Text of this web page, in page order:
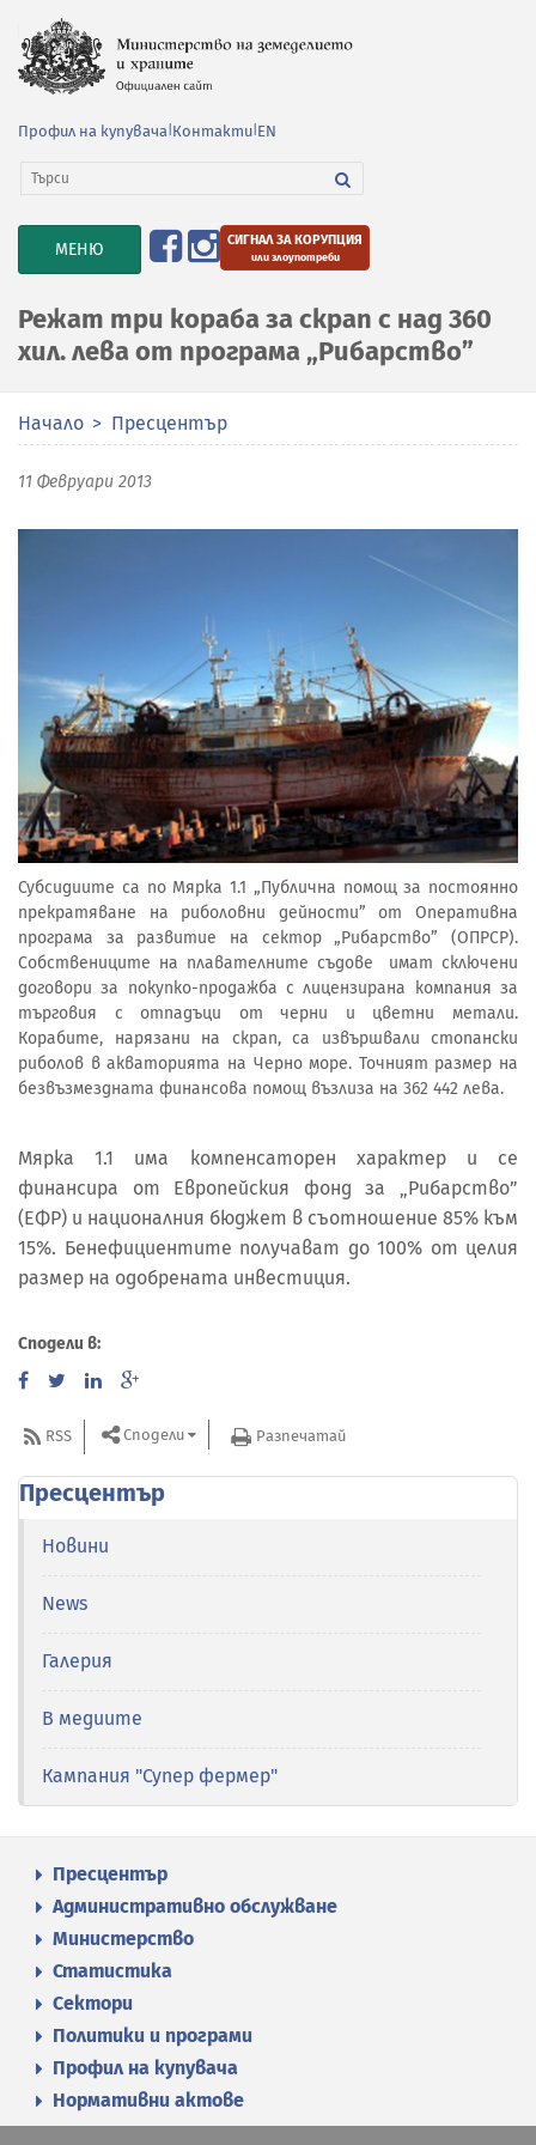
Профил на купувача Контакти EN
TOGGLE
NAVIGATION
МЕНЮ СИГНАЛ ЗА КОРУПЦИЯ
или злоупотреби
Режат три кораба за скрап с над 360
хил. лева от програма „Рибарство”
Начало Пресцентър
11 Февруари 2013
Субсидиите са по Мярка 1.1 „Публична помощ за постоянно
прекратяване на риболовни дейности” от Оперативна
програма за развитие на сектор „Рибарство” (ОПРСР).
Собствениците на плавателните съдове имат сключени
договори за покупко-продажба с лицензирана компания за
търговия с отпадъци от черни и цветни метали.
Корабите, нарязани на скрап, са извършвали стопански
риболов в акваторията на Черно море. Точният размер на
безвъзмездната финансова помощ възлиза на 362 442 лева.
Мярка 1.1 има компенсаторен характер и се
финансира от Европейския фонд за „Рибарство”
(ЕФР) и националния бюджет в съотношение 85% към
15%. Бенефициентите получават до 100% от целия
размер на одобрената инвестиция.
Сподели в:
RSS Сподели Разпечатай
Пресцентър
Новини
News
Галерия
В медиите
Кампания "Супер фермер"
Пресцентър
Административно обслужване
Министерство
Статистика
Сектори
Политики и програми
Профил на купувача
Нормативни актове